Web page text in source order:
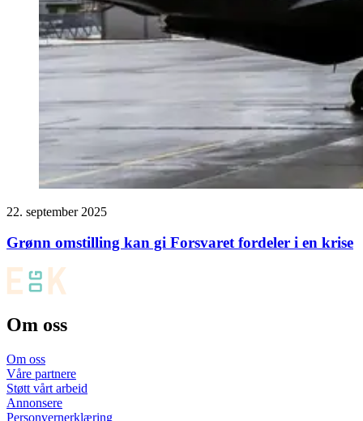
22. september 2025
Grønn omstilling kan gi Forsvaret fordeler i en krise
Om oss
Om oss
Våre partnere
Støtt vårt arbeid
Annonsere
Personvernerklæring